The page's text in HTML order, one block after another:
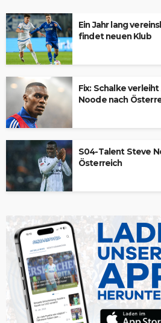
Ein Jahr lang
findet neuen Klub
Fix: Schalke
Noode nach
S04-Talent Steve
Österreich